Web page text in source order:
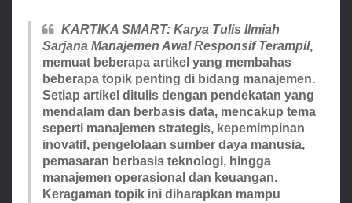
KARTIKA SMART: Karya Tulis Ilmiah
Sarjana Manajemen Awal Responsif Terampil,
memuat beberapa artikel yang membahas
beberapa topik penting di bidang manajemen.
Setiap artikel ditulis dengan pendekatan yang
mendalam dan berbasis data, mencakup tema
seperti manajemen strategis, kepemimpinan
inovatif, pengelolaan sumber daya manusia,
pemasaran berbasis teknologi, hingga
manajemen operasional dan keuangan.
Keragaman topik ini diharapkan mampu